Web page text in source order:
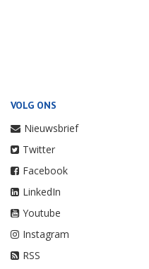
VOLG ONS
Nieuwsbrief
Twitter
Facebook
LinkedIn
Youtube
Instagram
RSS